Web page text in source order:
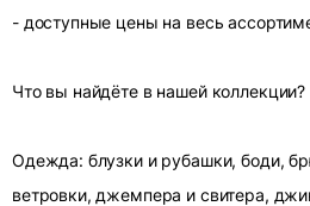
- доступные цены на весь
Что вы найдёте в нашей коллекции?
Одежда: блузки и рубашки, боди,
ветровки, джемпера и свитера,